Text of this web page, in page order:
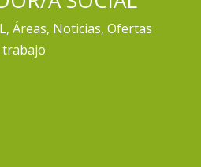
, Áreas, Noticias, Ofertas
trabajo